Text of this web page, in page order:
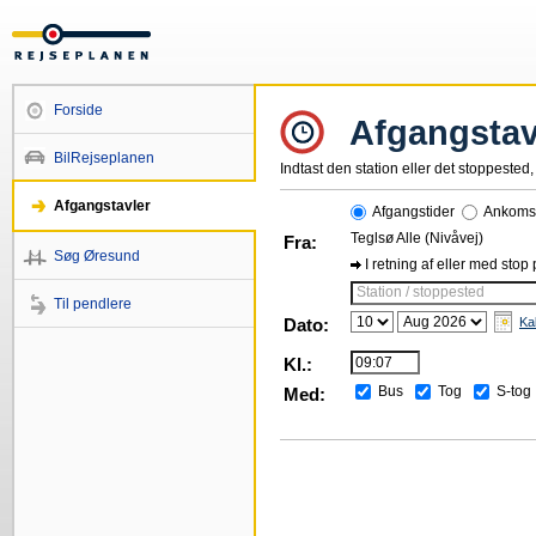
Forside
BilRejseplanen
Afgangstavler
Søg Øresund
Til pendlere
Indtast den station eller det
Afgangstider
Fra:
Teglsø Alle (Nivåvej)
I retning af eller med stop
Station / stoppested
Dato:
Kl.:
Med:
Bus Tog S-tog